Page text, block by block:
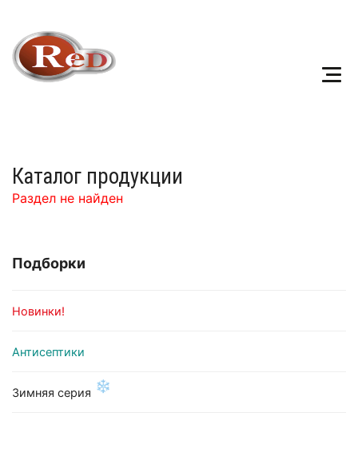
Каталог продукции
Раздел не найден
Подборки
Новинки!
Антисептики
Зимняя серия ❄